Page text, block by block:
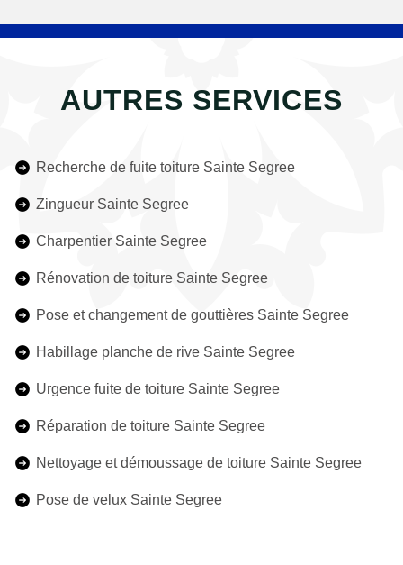
AUTRES SERVICES
Recherche de fuite toiture Sainte Segree
Zingueur Sainte Segree
Charpentier Sainte Segree
Rénovation de toiture Sainte Segree
Pose et changement de gouttières Sainte Segree
Habillage planche de rive Sainte Segree
Urgence fuite de toiture Sainte Segree
Réparation de toiture Sainte Segree
Nettoyage et démoussage de toiture Sainte Segree
Pose de velux Sainte Segree